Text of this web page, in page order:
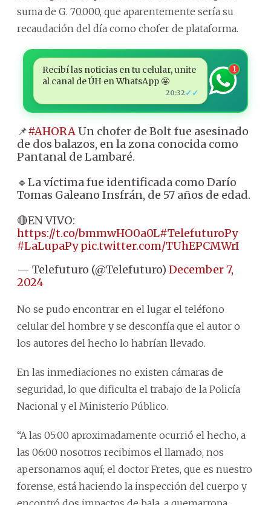
suma de G. 70.000, que aparentemente sería su
recaudación del día como chofer de plataforma.
Recibí las noticias en tu celular, unite
al canal de ÚH en WhatsApp 🤩
20:32 ✓✓
1
📌#AHORAUn chofer de Bolt fue asesinado
de dos balazos, en la zona conocida como
Pantanal de Lambaré.
🔹La víctima fue identificada como Darío
Tomas Galeano Insfrán, de 57 años de edad.
🔴EN VIVO:
https://t.co/bmmwHO0a0L#TelefuturoPy
#LaLupaPy pic.twitter.com/TUhEPCMWrI
— Telefuturo (@Telefuturo) December 7,
2024
No se pudo encontrar en el lugar el teléfono
celular del hombre y se desconfía que el autor o
los autores del hecho lo habrían llevado.
En las inmediaciones no existen cámaras de
seguridad, lo que dificulta el trabajo de la Policía
Nacional y el Ministerio Público.
“A las 05:00 aproximadamente ocurrió el hecho, a
las 06:00 nosotros recibimos el llamado, nos
apersonamos aquí; el doctor Fretes, que es nuestro
forense, está haciendo la inspección del cuerpo y